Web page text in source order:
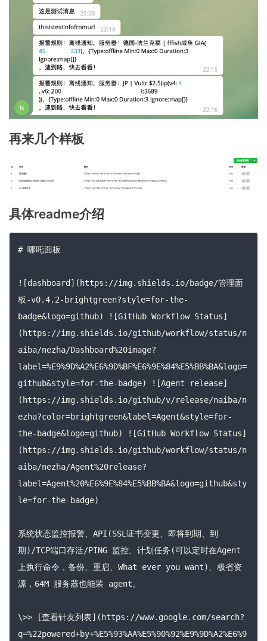
再来几个样板
具体readme介绍
# 哪吒面板
![dashboard](https://img.shields.io/badge/管理面
板-v0.4.2-brightgreen?style=for-the-
badge&logo=github) ![GitHub Workflow Status]
(https://img.shields.io/github/workflow/status/n
aiba/nezha/Dashboard%20image?
label=%E9%9D%A2%E6%9D%BF%E6%9E%84%E5%BB%BA&logo=
github&style=for-the-badge) ![Agent release]
(https://img.shields.io/github/v/release/naiba/n
ezha?color=brightgreen&label=Agent&style=for-
the-badge&logo=github) ![GitHub Workflow Status]
(https://img.shields.io/github/workflow/status/n
aiba/nezha/Agent%20release?
label=Agent%20%E6%9E%84%E5%BB%BA&logo=github&sty
le=for-the-badge)
系统状态监控报警、API(SSL证书变更、即将到期、到
期)/TCP端口存活/PING 监控、计划任务(可以定时在Agent
上执行命令，备份、重启、What ever you want)、极省资
源，64M 服务器也能装 agent。
\>> [查看针友列表](https://www.google.com/search?
q=%22powered+by+%E5%93%AA%E5%90%92%E9%9D%A2%E6%9